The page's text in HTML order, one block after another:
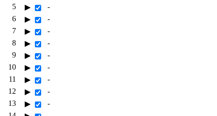
5
▶
-
6
▶
-
7
▶
-
8
▶
-
9
▶
-
10
▶
-
11
▶
-
12
▶
-
13
▶
-